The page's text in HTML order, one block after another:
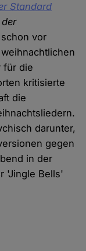
Standard
vor
für die
kritisierte
die
darunter,
gegen
in der
'Jingle Bells'